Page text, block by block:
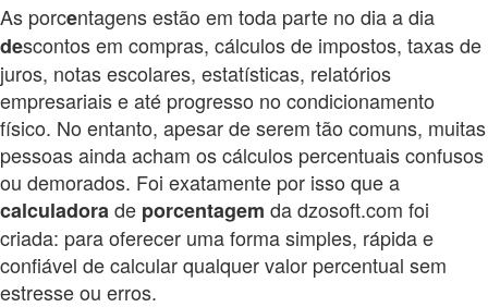
As porcentagens estão em toda parte no dia a dia
descontos em compras, cálculos de impostos, taxas de
juros, notas escolares, estatísticas, relatórios
empresariais e até progresso no condicionamento
físico. No entanto, apesar de serem tão comuns, muitas
pessoas ainda acham os cálculos percentuais confusos
ou demorados. Foi exatamente por isso que a
calculadorade porcentagem da dzosoft.com foi
criada: para oferecer uma forma simples, rápida e
confiável de calcular qualquer valor percentual sem
estresse ou erros.